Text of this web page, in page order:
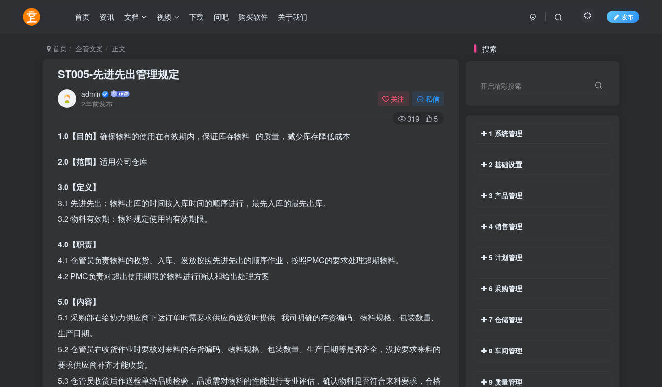
首页 资讯 文档 视频 下载 问吧 购买软件 关于我们 发布
首页 企管文案 正文
ST005-先进先出管理规定
admin
2年前发布
关注 私信
319 5
1.0【目的】 确保物料的使用在有效期内，保证库存物料 的质量，减少库存降低成本
2.0【范围】 适用公司仓库
3.0【定义】
3.1 先进先出：物料出库的时间按入库时间的顺序进行，最先入库的最先出库。
3.2 物料有效期：物料规定使用的有效期限。
4.0【职责】
4.1 仓管员负责物料的收货、入库、发放按照先进先出的顺序作业，按照PMC的要求处理超期物料。
4.2 PMC负责对超出使用期限的物料进行确认和给出处理方案
5.0【内容】
5.1 采购部在给协力供应商下达订单时需要求供应商送货时提供 我司明确的存货编码、物料规格、包装数量、
生产日期。
5.2 仓管员在收货作业时要核对来料的存货编码、物料规格、包装数量、生产日期等是否齐全，没按要求来料的
要求供应商补齐才能收货。
5.3 仓管员收货后作送检单给品质检验，品质需对物料的性能进行专业评估，确认物料是否符合来料要求，合格
搜索
开启精彩搜索
1 系统管理
2 基础设置
3 产品管理
4 销售管理
5 计划管理
6 采购管理
7 仓储管理
8 车间管理
9 质量管理